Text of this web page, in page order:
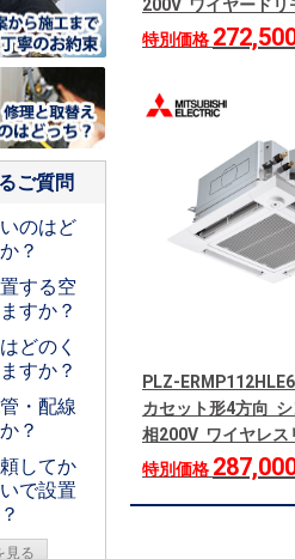
ご質問
のはど
？
する空
すか？
どのく
すか？
・配線
？
してか
で設置
見る
200V ワイヤードリ
特別価格
PLZ-
カセット形4方向
相200V ワイヤレス
特別価格